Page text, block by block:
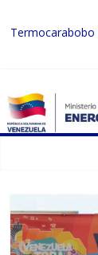
Termocarabobo
MPPEE
Gobierno
fortalecer el
Inspeccionan